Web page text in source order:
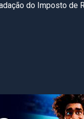
do Imposto de